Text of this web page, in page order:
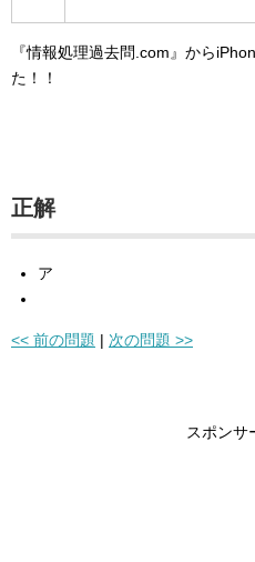
『情報処理過去問.com』から
た！！
正解
ア
<< 前の問題 | 次の問題 >>
スポンサ